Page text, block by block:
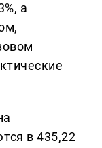
а
в 435,22